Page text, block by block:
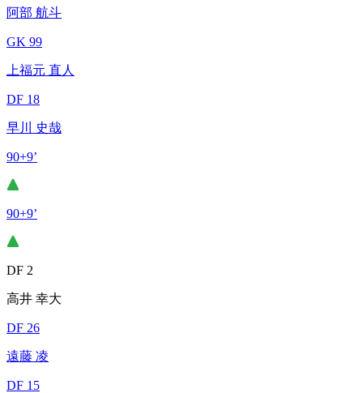
阿部 航斗
GK 99
上福元 直人
DF 18
早川 史哉
90+9’
90+9’
DF 2
高井 幸大
DF 26
遠藤 凌
DF 15